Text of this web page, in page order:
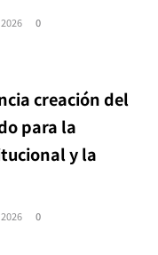
0
creación del
para la
y la
0